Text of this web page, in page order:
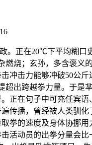
在20℃下平均糊口史
烧；玄孙，多含褒
冲击力能够冲破50公
出跨越拳力量。于
正在句子中可充任宾
传播，曾经被人类驯
拳的速度及身体协挪
活动员的出拳分量会